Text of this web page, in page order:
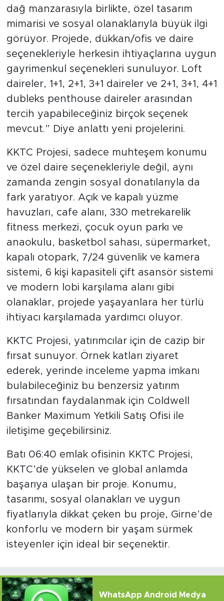
dağ manzarasıyla birlikte, özel tasarım
mimarisi ve sosyal olanaklarıyla büyük ilgi
görüyor. Projede, dükkan/ofis ve daire
seçenekleriyle herkesin ihtiyaçlarına uygun
gayrimenkul seçenekleri sunuluyor. Loft
daireler, 1+1, 2+1, 3+1 daireler ve 2+1, 3+1, 4+1
dubleks penthouse daireler arasından
tercih yapabileceğiniz birçok seçenek
mevcut.” Diye anlattı yeni projelerini.
KKTC Projesi, sadece muhteşem konumu
ve özel daire seçenekleriyle değil, aynı
zamanda zengin sosyal donatılarıyla da
fark yaratıyor. Açık ve kapalı yüzme
havuzları, cafe alanı, 330 metrekarelik
fitness merkezi, çocuk oyun parkı ve
anaokulu, basketbol sahası, süpermarket,
kapalı otopark, 7/24 güvenlik ve kamera
sistemi, 6 kişi kapasiteli çift asansör sistemi
ve modern lobi karşılama alanı gibi
olanaklar, projede yaşayanlara her türlü
ihtiyacı karşılamada yardımcı oluyor.
KKTC Projesi, yatırımcılar için de cazip bir
fırsat sunuyor. Örnek katları ziyaret
ederek, yerinde inceleme yapma imkanı
bulabileceğiniz bu benzersiz yatırım
fırsatından faydalanmak için Coldwell
Banker Maximum Yetkili Satış Ofisi ile
iletişime geçebilirsiniz.
Batı 06:40 emlak ofisinin KKTC Projesi,
KKTC’de yükselen ve global anlamda
başarıya ulaşan bir proje. Konumu,
tasarımı, sosyal olanakları ve uygun
fiyatlarıyla dikkat çeken bu proje, Girne’de
konforlu ve modern bir yaşam sürmek
isteyenler için ideal bir seçenektir.
WhatsApp Android Medya